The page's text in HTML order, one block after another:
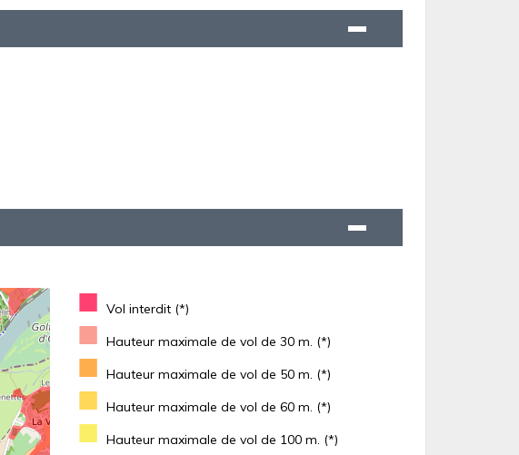
■ Vol interdit (*)
■ Hauteur maximale de vol de 30 m. (*)
■ Hauteur maximale de vol de 50 m. (*)
■ Hauteur maximale de vol de 60 m. (*)
■ Hauteur maximale de vol de 100 m. (*)